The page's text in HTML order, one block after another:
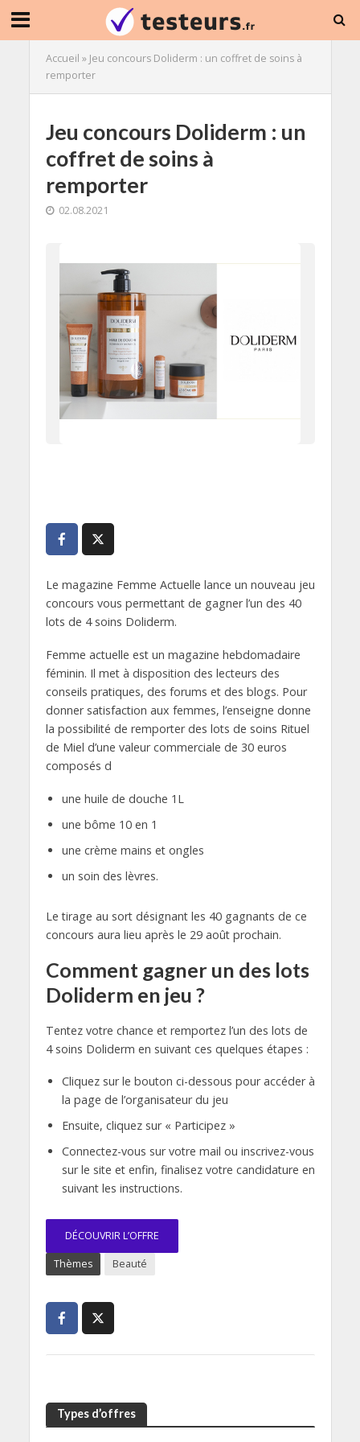
Accueil » Jeu concours Doliderm : un coffret de soins à
remporter
Jeu concours Doliderm : un
coffret de soins à
remporter
02.08.2021
Le magazine Femme Actuelle lance un nouveau jeu
concours vous permettant de gagner l’un des 40
lots de 4 soins Doliderm.
Femme actuelle est un magazine hebdomadaire
féminin. Il met à disposition des lecteurs des
conseils pratiques, des forums et des blogs. Pour
donner satisfaction aux femmes, l’enseigne donne
la possibilité de remporter des lots de soins Rituel
de Miel d’une valeur commerciale de 30 euros
composés d
une huile de douche 1L
une bôme 10 en 1
une crème mains et ongles
un soin des lèvres.
Le tirage au sort désignant les 40 gagnants de ce
concours aura lieu après le 29 août prochain.
Comment gagner un des lots
Doliderm en jeu ?
Tentez votre chance et remportez l’un des lots de
4 soins Doliderm en suivant ces quelques étapes :
Cliquez sur le bouton ci-dessous pour accéder à
la page de l’organisateur du jeu
Ensuite, cliquez sur « Participez »
Connectez-vous sur votre mail ou inscrivez-vous
sur le site et enfin, finalisez votre candidature en
suivant les instructions.
DÉCOUVRIR L’OFFRE
Thèmes Beauté
Types d’offres